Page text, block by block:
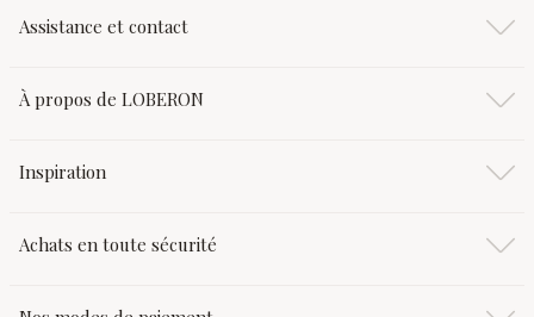
Assistance et contact
À propos de LOBERON
Inspiration
Achats en toute sécurité